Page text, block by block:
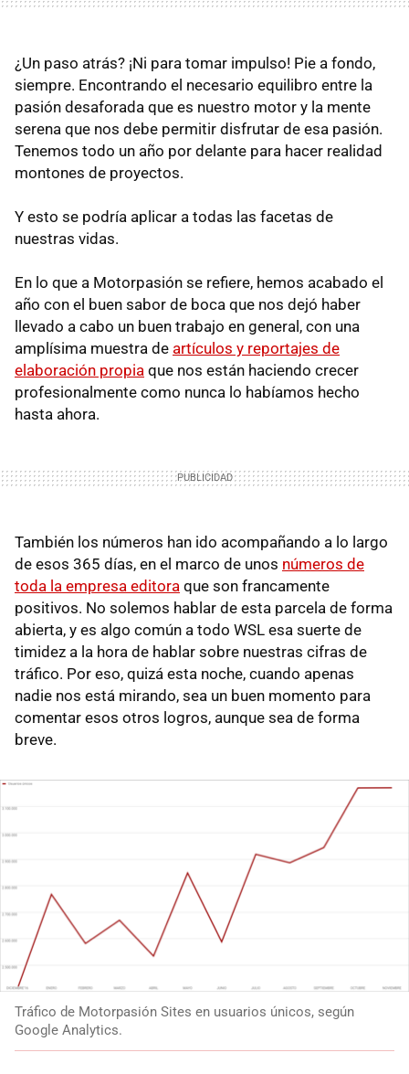
¿Un paso atrás? ¡Ni para tomar impulso! Pie a fondo,
siempre. Encontrando el necesario equilibro entre la
pasión desaforada que es nuestro motor y la mente
serena que nos debe permitir disfrutar de esa pasión.
Tenemos todo un año por delante para hacer realidad
montones de proyectos.
Y esto se podría aplicar a todas las facetas de
nuestras vidas.
En lo que a Motorpasión se refiere, hemos acabado el
año con el buen sabor de boca que nos dejó haber
llevado a cabo un buen trabajo en general, con una
amplísima muestra de artículos y reportajes de
elaboración propia que nos están haciendo crecer
profesionalmente como nunca lo habíamos hecho
hasta ahora.
También los números han ido acompañando a lo largo
de esos 365 días, en el marco de unos números de
toda la empresa editora que son francamente
positivos. No solemos hablar de esta parcela de forma
abierta, y es algo común a todo WSL esa suerte de
timidez a la hora de hablar sobre nuestras cifras de
tráfico. Por eso, quizá esta noche, cuando apenas
nadie nos está mirando, sea un buen momento para
comentar esos otros logros, aunque sea de forma
breve.
Tráfico de Motorpasión Sites en usuarios únicos, según
Google Analytics.